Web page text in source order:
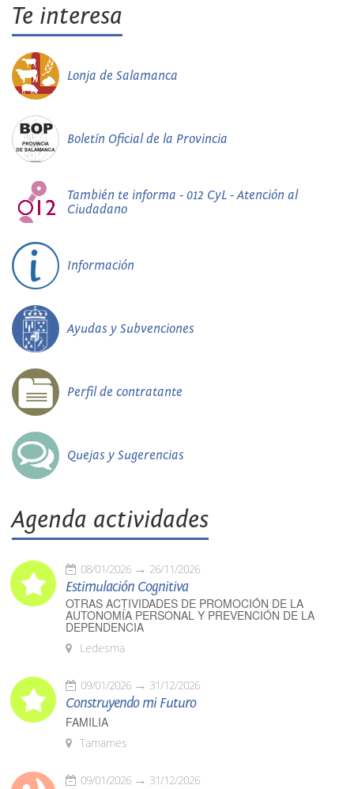
Te interesa
Lonja de Salamanca
Boletín Oficial de la Provincia
También te informa - 012 CyL - Atención al
Ciudadano
Información
Ayudas y Subvenciones
Perfil de contratante
Quejas y Sugerencias
Agenda actividades
08/01/2026 26/11/2026
Estimulación Cognitiva
OTRAS ACTIVIDADES DE PROMOCIÓN DE LA
AUTONOMÍA PERSONAL Y PREVENCIÓN DE LA
DEPENDENCIA
Ledesma
09/01/2026 31/12/2026
Construyendo mi Futuro
FAMILIA
Tamames
09/01/2026 31/12/2026